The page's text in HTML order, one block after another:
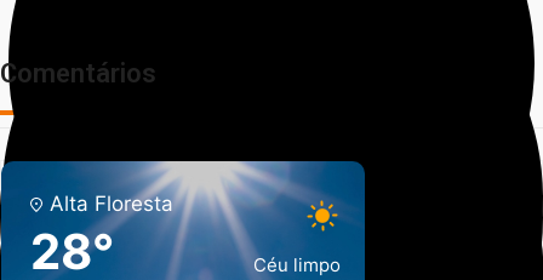
Comentários
Alta Floresta
28° Céu limpo